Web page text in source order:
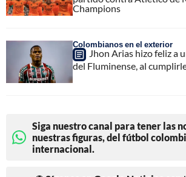
Champions
Colombianos en el exterior
Jhon Arias hizo feliz a
del Fluminense, al
Siga nuestro canal para tener las
nuestras figuras, del fútbol
internacional.